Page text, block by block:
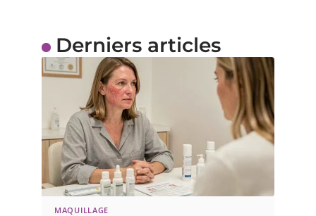
Derniers articles
MAQUILLAGE